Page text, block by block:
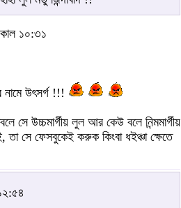
১০:৩১
উৎসর্গ !!!
উচ্চমার্গীয় লুল আর কেউ বলে নিন্মমার্গীয়
সে ফেসবুকেই করুক কিংবা ধইঞ্চা ক্ষেতে